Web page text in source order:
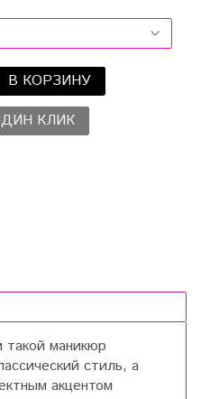
В КОРЗИНУ
КЛИК
такой маникюр
стиль, а
акцентом